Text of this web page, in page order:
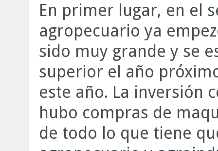
En primer lugar, en el
agropecuario ya
sido muy grande y se
superior el año
este año. La inversión
hubo compras de
de todo lo que tiene